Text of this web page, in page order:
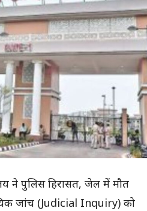
ने पुलिस हिरासत, जेल में मौत
जांच (Judicial Inquiry) को